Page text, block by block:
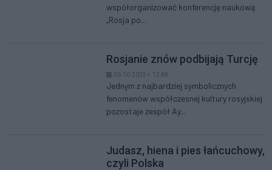
współorganizować konferencję naukową
„Rosja po...
Rosjanie znów podbijają Turcję
26.10.2025 r. 12:48
Jednym z najbardziej symbolicznych
fenomenów współczesnej kultury rosyjskiej
pozostaje zespół Ay...
Judasz, hiena i pies łańcuchowy,
czyli Polska